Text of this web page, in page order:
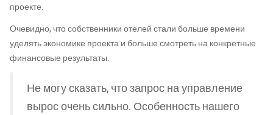
проекте.
Очевидно, что собственники отелей стали больше времени
уделять экономике проекта и больше смотреть на конкретные
финансовые результаты.
Не могу сказать, что запрос на управление
вырос очень сильно. Особенность нашего